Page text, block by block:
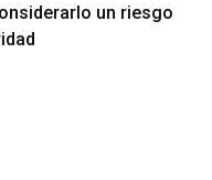
un riesgo